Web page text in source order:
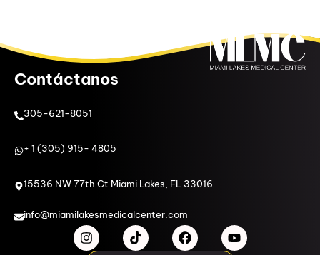
Contáctanos
305-621-8051
+ 1 (305) 915- 4805
15536 NW 77th Ct Miami Lakes, FL 33016
info@miamilakesmedicalcenter.com